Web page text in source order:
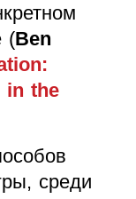
(Ben
in the
среди